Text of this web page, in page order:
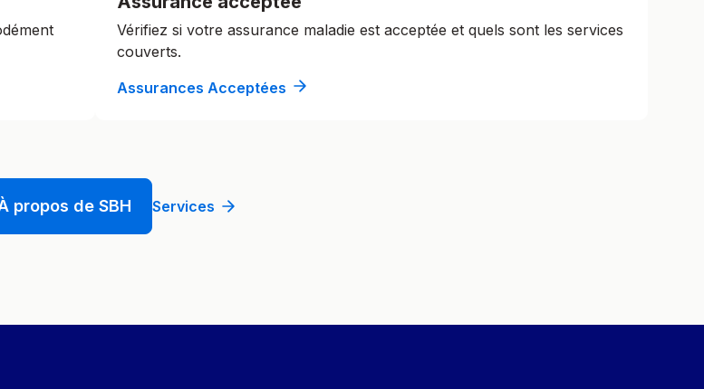
Vérifiez si votre assurance maladie est acceptée et quels sont les services
couverts.
Assurances Acceptées
propos de SBH Services